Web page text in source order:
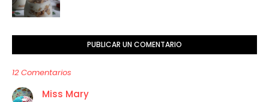
PUBLICAR UN COMENTARIO
12 Comentarios
Miss Mary